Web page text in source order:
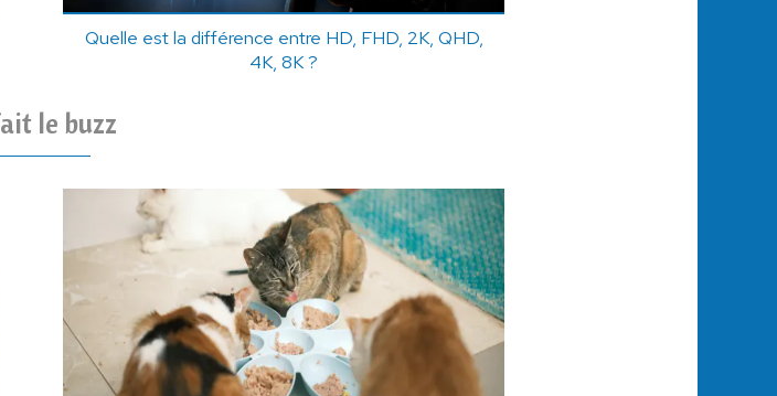
Quelle est la différence entre HD, FHD, 2K, QHD,
4K, 8K ?
le buzz